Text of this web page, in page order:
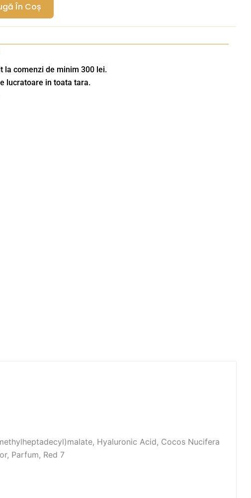
În Coș
la comenzi de minim 300 lei.
lucratoare in toata tara.
Hyaluronic Acid, Cocos Nucifera
Parfum, Red 7